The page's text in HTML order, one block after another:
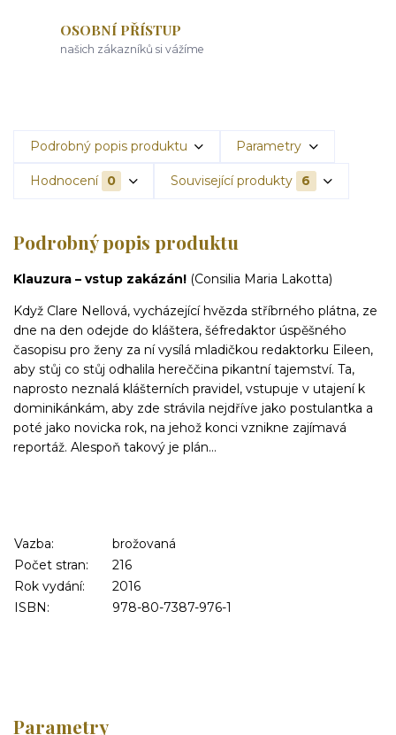
OSOBNÍ PŘÍSTUP
našich zákazníků si vážíme
Podrobný popis produktu Parametry
Hodnocení 0 Související produkty 6
Podrobný popis produktu
Klauzura – vstup zakázán! (Consilia Maria Lakotta)
Když Clare Nellová, vycházející hvězda stříbrného plátna, ze
dne na den odejde do kláštera, šéfredaktor úspěšného
časopisu pro ženy za ní vysílá mladičkou redaktorku Eileen,
aby stůj co stůj odhalila hereččina pikantní tajemství. Ta,
naprosto neznalá klášterních pravidel, vstupuje v utajení k
dominikánkám, aby zde strávila nejdříve jako postulantka a
poté jako novicka rok, na jehož konci vznikne zajímavá
reportáž. Alespoň takový je plán…
Vazba:
brožovaná
Počet stran:
216
Rok vydání:
2016
ISBN:
978-80-7387-976-1
Parametry